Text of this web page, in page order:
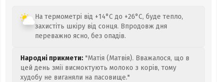
На термометрі від +14°C до +26°C, буде тепло,
захистіть шкіру від сонця. Впродовж дня
переважно ясно, без опадів.
Народні прикмети: "Матія (Матвія). Вважалося, що в
цей день змії висмоктують молоко з корів, тому
худобу не виганяли на пасовище."